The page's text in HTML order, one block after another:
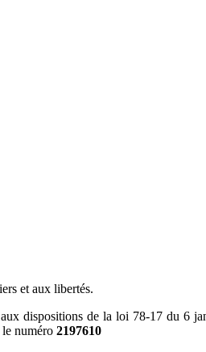
et aux libertés.
dispositions de la loi 78-17 du 6
numéro 2197610